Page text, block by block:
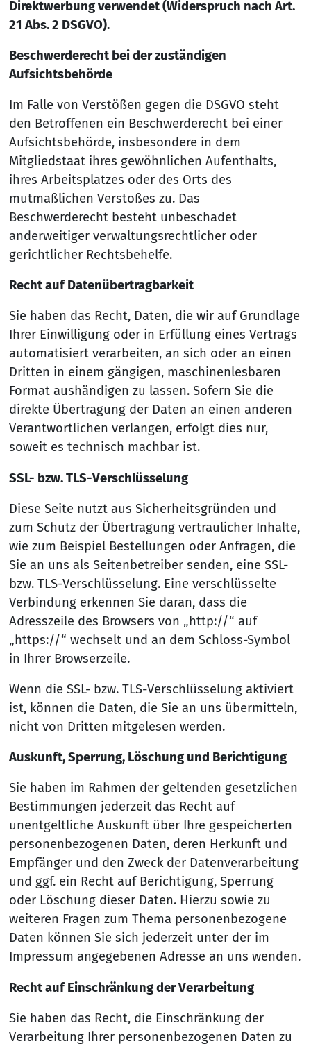
Direktwerbung verwendet (Widerspruch nach Art.
21 Abs. 2 DSGVO).
Beschwerderecht bei der zuständigen
Aufsichtsbehörde
Im Falle von Verstößen gegen die DSGVO steht
den Betroffenen ein Beschwerderecht bei einer
Aufsichtsbehörde, insbesondere in dem
Mitgliedstaat ihres gewöhnlichen Aufenthalts,
ihres Arbeitsplatzes oder des Orts des
mutmaßlichen Verstoßes zu. Das
Beschwerderecht besteht unbeschadet
anderweitiger verwaltungsrechtlicher oder
gerichtlicher Rechtsbehelfe.
Recht auf Datenübertragbarkeit
Sie haben das Recht, Daten, die wir auf Grundlage
Ihrer Einwilligung oder in Erfüllung eines Vertrags
automatisiert verarbeiten, an sich oder an einen
Dritten in einem gängigen, maschinenlesbaren
Format aushändigen zu lassen. Sofern Sie die
direkte Übertragung der Daten an einen anderen
Verantwortlichen verlangen, erfolgt dies nur,
soweit es technisch machbar ist.
SSL- bzw. TLS-Verschlüsselung
Diese Seite nutzt aus Sicherheitsgründen und
zum Schutz der Übertragung vertraulicher Inhalte,
wie zum Beispiel Bestellungen oder Anfragen, die
Sie an uns als Seitenbetreiber senden, eine SSL-
bzw. TLS-Verschlüsselung. Eine verschlüsselte
Verbindung erkennen Sie daran, dass die
Adresszeile des Browsers von „http://“ auf
„https://“ wechselt und an dem Schloss-Symbol
in Ihrer Browserzeile.
Wenn die SSL- bzw. TLS-Verschlüsselung aktiviert
ist, können die Daten, die Sie an uns übermitteln,
nicht von Dritten mitgelesen werden.
Auskunft, Sperrung, Löschung und Berichtigung
Sie haben im Rahmen der geltenden gesetzlichen
Bestimmungen jederzeit das Recht auf
unentgeltliche Auskunft über Ihre gespeicherten
personenbezogenen Daten, deren Herkunft und
Empfänger und den Zweck der Datenverarbeitung
und ggf. ein Recht auf Berichtigung, Sperrung
oder Löschung dieser Daten. Hierzu sowie zu
weiteren Fragen zum Thema personenbezogene
Daten können Sie sich jederzeit unter der im
Impressum angegebenen Adresse an uns wenden.
Recht auf Einschränkung der Verarbeitung
Sie haben das Recht, die Einschränkung der
Verarbeitung Ihrer personenbezogenen Daten zu